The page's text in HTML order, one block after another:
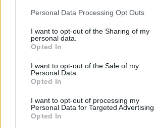
Personal Data Processing Opt Outs
I want to opt-out of the Sharing of my
personal data.
Opted In
I want to opt-out of the Sale of my
Personal Data.
Opted In
I want to opt-out of processing my
Personal Data for Targeted Advertising.
Opted In